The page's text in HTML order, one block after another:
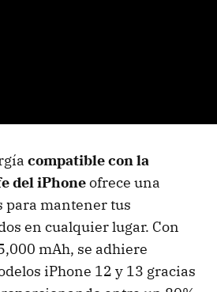
compatible con la
del iPhoneofrece una
para mantener tus
en cualquier lugar. Con
mAh, se adhiere
iPhone 12 y 13 gracias